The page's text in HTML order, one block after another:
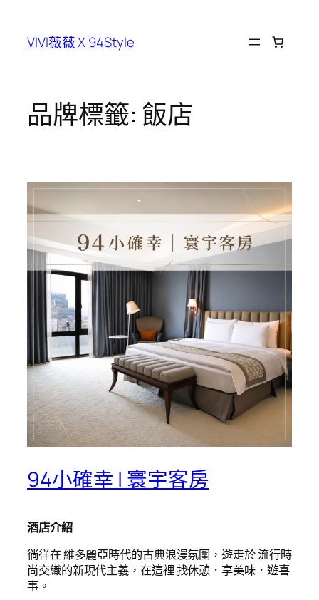
VIVI薇薇 X 94Style
品牌標籤: 飯店
94小確幸 | 寰宇客房
酒店介紹
徜徉在 維多麗亞時代的古典浪漫氛圍，遊走於 流行時
尚交織的新現代主義，在這裡 找休憩．享美味．遊喜
事。